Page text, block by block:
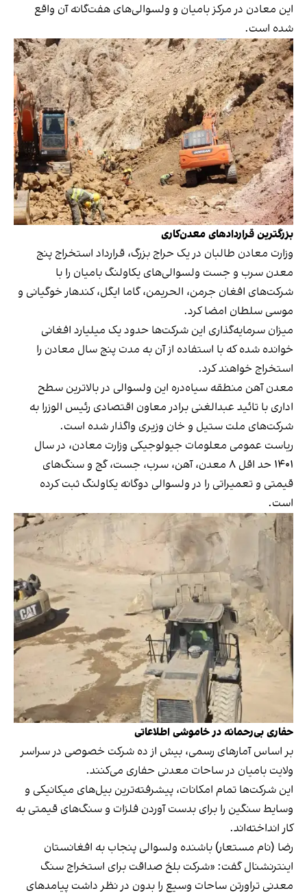
این معادن در مرکز بامیان و ولسوالی‌های هفت‌گانه آن واقع
شده است.
بزرگترین قراردادهای معدن‌کاری
وزارت معادن طالبان در یک حراج بزرگ، قرارداد استخراج پنج
معدن سرب و جست ولسوالی‌های یکاولنگ بامیان را با
شرکت‌های افغان جرمن، الحریمن، گاما ایگل، کندهار خوگیانی و
موسی سلطان امضا کرد.
میزان سرمایه‌گذاری این شرکت‌ها حدود یک میلیارد افغانی
خوانده شده که با استفاده از آن به مدت پنج سال معادن را
استخراج خواهند کرد.
معدن آهن منطقه سیاه‌دره این ولسوالی در بالاترین سطح
اداری با تائید عبدالغنی برادر معاون اقتصادی رئیس الوزرا به
شرکت‌های ملت ستیل و خان وزیری واگذار شده است.
ریاست عمومی معلومات جیولوجیکی وزارت معادن، در سال
۱۴۰۱ حد اقل ۸ معدن، آهن، سرب، جست، گج و سنگ‌های
قیمتی و تعمیراتی را در ولسوالی دوگانه یکاولنگ ثبت کرده
است.
حفاری بی‌رحمانه در خاموشی اطلاعاتی
بر اساس آمارهای رسمی، بیش از ده شرکت خصوصی در سراسر
ولایت بامیان در ساحات معدنی حفاری می‌کنند.
این شرکت‌ها تمام امکانات، پیشرفته‌ترین بیل‌های میکانیکی و
وسایط سنگین را برای بدست آوردن فلزات و سنگ‌های قیمتی به
کار انداخته‌اند.
رضا (نام مستعار) باشنده ولسوالی پنجاب به افغانستان
اینترنشنال گفت: «شرکت بلخ صداقت برای استخراج سنگ
معدنی تراورتن ساحات وسیع را بدون در نظر داشت پیامد‌های